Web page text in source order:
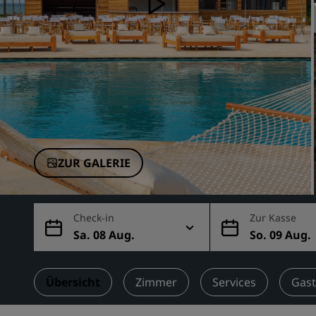
Verbundene Marken in China
ZUR GALERIE
Check-in
Sa. 08 Aug.
Zur Kasse
So. 09 Aug.
Übersicht Zimmer Services